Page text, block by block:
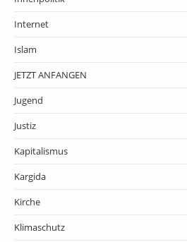
Internet
Islam
JETZT ANFANGEN
Jugend
Justiz
Kapitalismus
Kargida
Kirche
Klimaschutz